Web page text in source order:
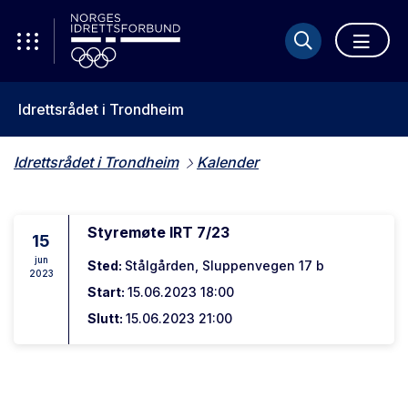
Idrettsrådet i Trondheim
Idrettsrådet i Trondheim Kalender
15
jun
2023
Styremøte IRT 7/23
Sted: Stålgården, Sluppenvegen 17 b
Start: 15.06.2023 18:00
Slutt: 15.06.2023 21:00